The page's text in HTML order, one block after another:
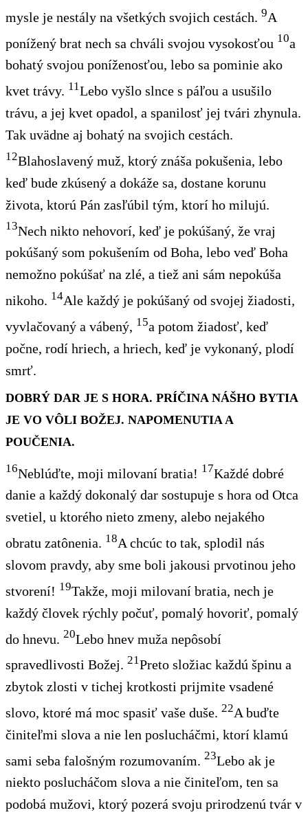
mysle je nestály na všetkých svojich cestách. 9A
ponížený brat nech sa chváli svojou vysokosťou 10a
bohatý svojou poníženosťou, lebo sa pominie ako
kvet trávy. 11Lebo vyšlo slnce s páľou a usušilo
trávu, a jej kvet opadol, a spanilosť jej tvári zhynula.
Tak uvädne aj bohatý na svojich cestách.
12Blahoslavený muž, ktorý znáša pokušenia, lebo
keď bude zkúsený a dokáže sa, dostane korunu
života, ktorú Pán zasľúbil tým, ktorí ho milujú.
13Nech nikto nehovorí, keď je pokúšaný, že vraj
pokúšaný som pokušením od Boha, lebo veď Boha
nemožno pokúšať na zlé, a tiež ani sám nepokúša
nikoho. 14Ale každý je pokúšaný od svojej žiadosti,
vyvlačovaný a vábený, 15a potom žiadosť, keď
počne, rodí hriech, a hriech, keď je vykonaný, plodí
smrť.
DOBRÝ DAR JE S HORA. PRÍČINA NÁŠHO BYTIA
JE VO VÔLI BOŽEJ. NAPOMENUTIA A
POUČENIA.
16Neblúďte , moji milovaní bratia! 17Každé dobré
danie a každý dokonalý dar sostupuje s hora od Otca
svetiel, u ktorého nieto zmeny, alebo nejakého
obratu zatônenia. 18A chcúc to tak, splodil nás
slovom pravdy, aby sme boli jakousi prvotinou jeho
stvorení! 19Takže, moji milovaní bratia, nech je
každý človek rýchly počuť, pomalý hovoriť, pomalý
do hnevu 20Lebo hnev muža nepôsobí
spravedlivosti Božej. 21Preto složiac každú špinu a
zbytok zlosti v tichej krotkosti prijmite vsadené
slovo, ktoré má moc spasiť vaše duše. 22A buďte
činiteľmi slova a nie len poslucháčmi, ktorí klamú
sami seba falošným rozumovaním. 23Lebo ak je
niekto poslucháčom slova a nie činiteľom, ten sa
podobá mužovi, ktorý pozerá svoju prirodzenú tvár v